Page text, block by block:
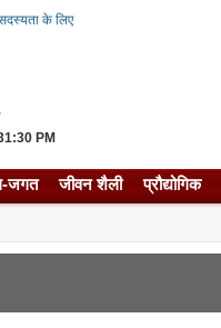
के लिए
PM
जगत जीवन शैली प्रौद्योगिक